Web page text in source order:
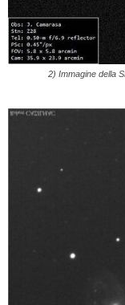
2) Immagine della